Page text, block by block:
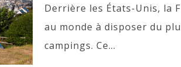
Derrière les États-Unis, la
au monde à disposer du
campings. Ce...